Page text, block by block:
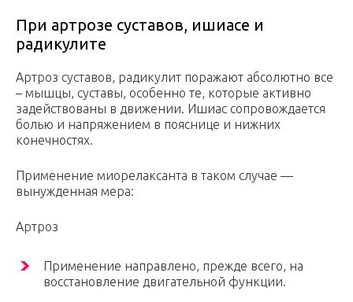
При артрозе суставов, ишиасе и
радикулите
Артроз суставов, радикулит поражают абсолютно все
– мышцы, суставы, особенно те, которые активно
задействованы в движении. Ишиас сопровождается
болью и напряжением в пояснице и нижних
конечностях.
Применение миорелаксанта в таком случае —
вынужденная мера:
Артроз
Применение направлено, прежде всего, на
восстановление двигательной функции.